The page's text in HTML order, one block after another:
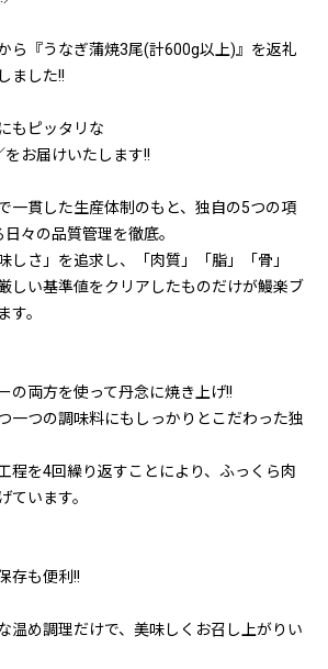
ら『うなぎ蒲焼3尾(計600g以上)』を返礼
ました!!
もピッタリな
お届けいたします!!
一貫した生産体制のもと、独自の5つの項
々の品質管理を徹底。
しさ」を追求し、「肉質」「脂」「骨」
しい基準値をクリアしたものだけが鰻楽ブ
す。
の両方を使って丹念に焼き上げ!!
一つの調味料にもしっかりとこだわった独
程を4回繰り返すことにより、ふっくら肉
ています。
存も便利!!
温め調理だけで、美味しくお召し上がりい